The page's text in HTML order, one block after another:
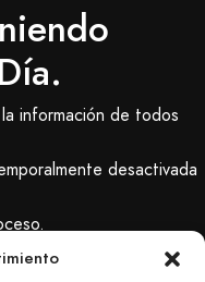
información de todos
desactivada